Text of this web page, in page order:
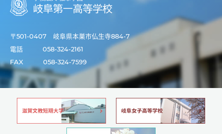
〒501-0407 岐阜県本巣市仏生寺884-7
電話
058-324-2161
FAX
058-324-7599